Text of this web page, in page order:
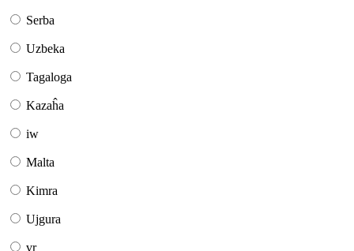
Serba
Uzbeka
Tagaloga
Kazaĥa
iw
Malta
Kimra
Ujgura
vr